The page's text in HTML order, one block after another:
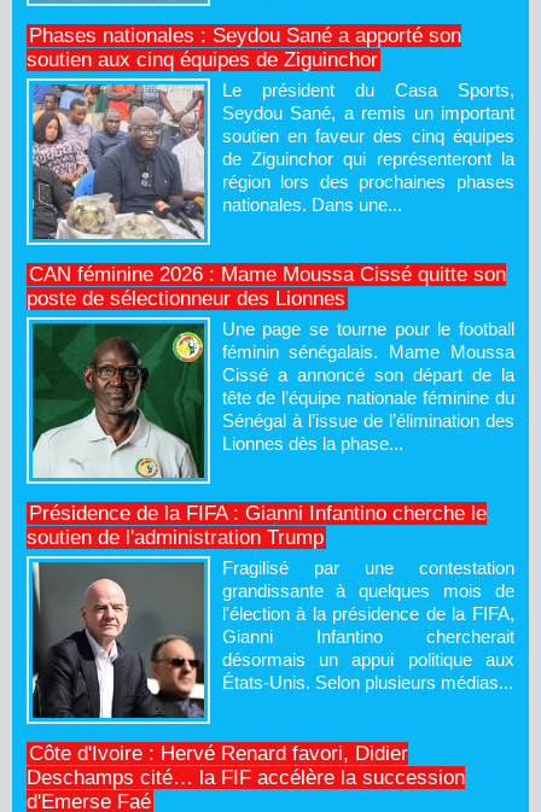
Phases nationales : Seydou Sané a apporté son
soutien aux cinq équipes de Ziguinchor
Le président du Casa Sports,
Seydou Sané, a remis un important
soutien en faveur des cinq équipes
de Ziguinchor qui représenteront la
région lors des prochaines phases
nationales. Dans une...
CAN féminine 2026 : Mame Moussa Cissé quitte son
poste de sélectionneur des Lionnes
Une page se tourne pour le football
féminin sénégalais. Mame Moussa
Cissé a annoncé son départ de la
tête de l’équipe nationale féminine du
Sénégal à l’issue de l’élimination des
Lionnes dès la phase...
Présidence de la FIFA : Gianni Infantino cherche le
soutien de l'administration Trump
Fragilisé par une contestation
grandissante à quelques mois de
l'élection à la présidence de la FIFA,
Gianni Infantino chercherait
désormais un appui politique aux
États-Unis. Selon plusieurs médias...
Côte d'Ivoire : Hervé Renard favori, Didier
Deschamps cité… la FIF accélère la succession
d'Emerse Faé